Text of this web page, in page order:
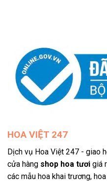
HOA VIỆT 247
Dịch vụ Hoa Việt 247 - giao
cửa hàng shop hoa tươi giá
các mẫu hoa khai trương,